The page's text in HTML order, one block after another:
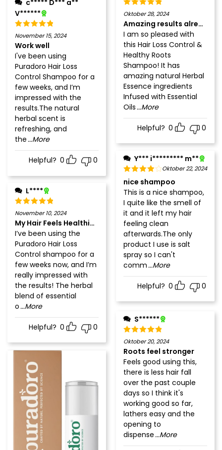
V******
November 15, 2024
Work well
I've been using
Puradoro Hair Loss
Control Shampoo for a
few weeks, and I’m
impressed with the
results.The natural
herbal scent is
refreshing, and
the...More
Helpful? 0 0
L****
November 10, 2024
My Hair Feels Healthier and Fuller – Highly Recommend
I’ve been using the
Puradoro Hair Loss
Control shampoo for a
few weeks now, and I’m
really impressed with
the results! The herbal
blend of essential
o...More
Helpful? 0 0
Oktober 28, 2024
Amazing results already
I am so pleased with
this Hair Loss Control &
Healthy Roots
Shampoo! It has
amazing natural Herbal
Essence ingredients
Infused with Essential
Oils...More
Helpful? 0 0
Y*** i********* m**
Oktober 22, 2024
nice shampoo
This is a nice shampoo,
I quite like the smell of
it and it left my hair
feeling clean
afterwards.The only
product I use is salt
spray so I can't
comm...More
Helpful? 0 0
S******
Oktober 20, 2024
Roots feel stronger
Feels good using this,
there is less hair fall
over the past couple
days so I think it's
working good so far,
lathers easy and the
opening to
dispense...More